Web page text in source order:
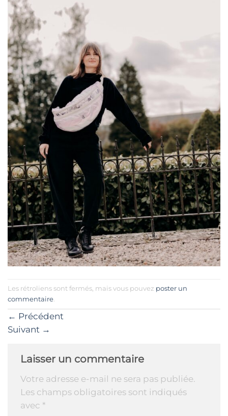
Les rétroliens sont fermés, mais vous pouvez poster un
commentaire
← Précédent
Suivant →
Laisser un commentaire
Votre adresse e-mail ne sera pas publiée.
Les champs obligatoires sont indiqués
avec *